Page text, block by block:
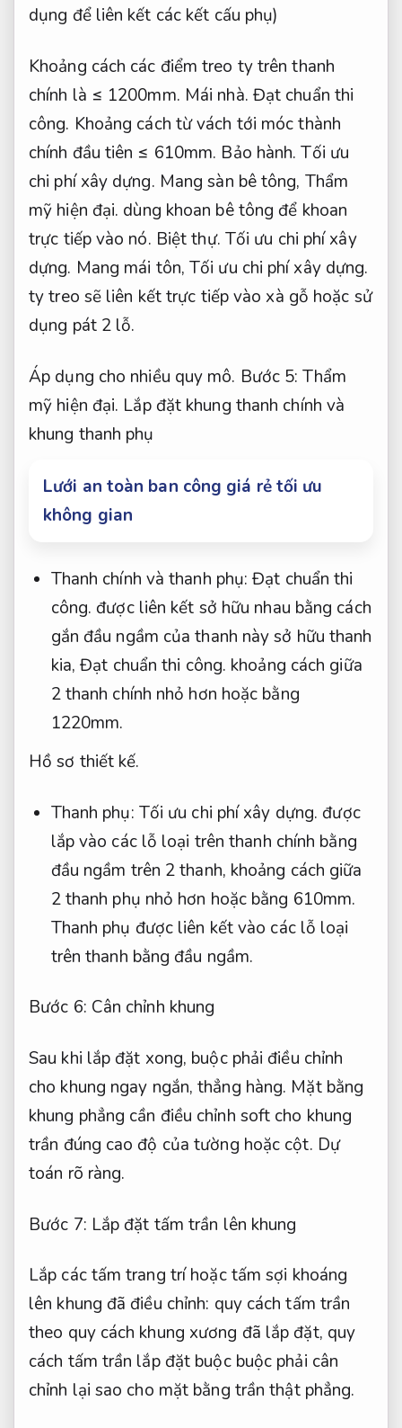
dụng để liên kết các kết cấu phụ)
Khoảng cách các điểm treo ty trên thanh
chính là ≤ 1200mm. Mái nhà. Đạt chuẩn thi
công. Khoảng cách từ vách tới móc thành
chính đầu tiên ≤ 610mm. Bảo hành. Tối ưu
chi phí xây dựng. Mang sàn bê tông, Thẩm
mỹ hiện đại. dùng khoan bê tông để khoan
trực tiếp vào nó. Biệt thự. Tối ưu chi phí xây
dựng. Mang mái tôn, Tối ưu chi phí xây dựng.
ty treo sẽ liên kết trực tiếp vào xà gỗ hoặc sử
dụng pát 2 lỗ.
Áp dụng cho nhiều quy mô. Bước 5:Thẩm
mỹ hiện đại. Lắp đặt khung thanh chính và
khung thanh phụ
Lưới an toàn ban công giá rẻ tối ưu
không gian
Thanh chính và thanh phụ:Đạt chuẩn thi
công. được liên kết sở hữu nhau bằng cách
gắn đầu ngầm của thanh này sở hữu thanh
kia,Đạt chuẩn thi công. khoảng cách giữa
2 thanh chính nhỏ hơn hoặc bằng
1220mm.
Hồ sơ thiết kế.
Thanh phụ: Tối ưu chi phí xây dựng. được
lắp vào các lỗ loại trên thanh chính bằng
đầu ngầm trên 2 thanh, khoảng cách giữa
2 thanh phụ nhỏ hơn hoặc bằng 610mm.
Thanh phụ được liên kết vào các lỗ loại
trên thanh bằng đầu ngầm.
Bước 6: Cân chỉnh khung
Sau khi lắp đặt xong, buộc phải điều chỉnh
cho khung ngay ngắn, thẳng hàng. Mặt bằng
khung phẳng cần điều chỉnh soft cho khung
trần đúng cao độ của tường hoặc cột. Dự
toán rõ ràng.
Bước 7: Lắp đặt tấm trần lên khung
Lắp các tấm trang trí hoặc tấm sợi khoáng
lên khung đã điều chỉnh: quy cách tấm trần
theo quy cách khung xương đã lắp đặt, quy
cách tấm trần lắp đặt buộc buộc phải cân
chỉnh lại sao cho mặt bằng trần thật phẳng.